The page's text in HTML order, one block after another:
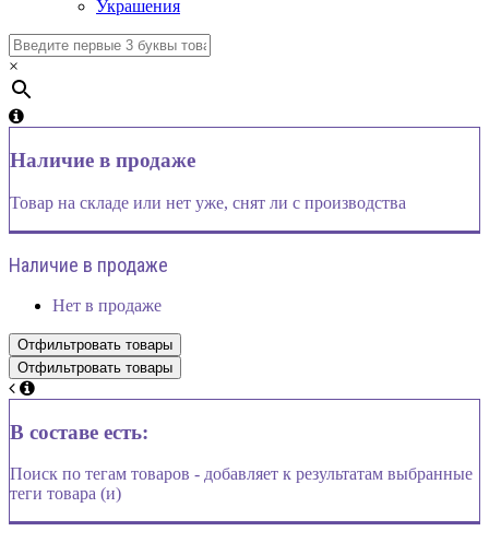
Украшения
×
Наличие в продаже
Товар на складе или нет уже, снят ли с производства
Наличие в продаже
Нет в продаже
В составе есть:
Поиск по тегам товаров - добавляет к результатам выбранные
теги товара (и)